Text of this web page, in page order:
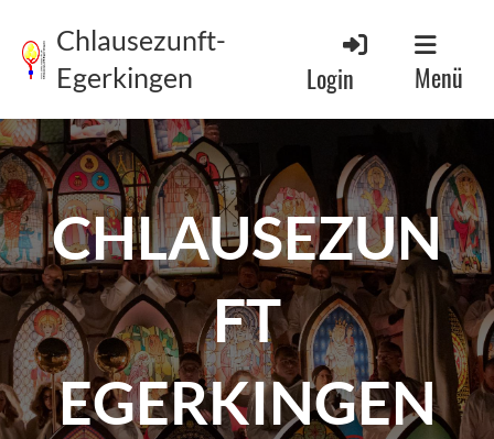
Chlausezunft-
Egerkingen
Login Menü
CHLAUSEZUN
FT
EGERKINGEN